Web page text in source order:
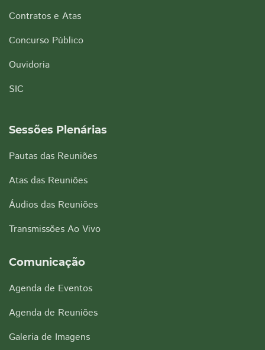
Contratos e Atas
Concurso Público
Ouvidoria
SIC
Sessões Plenárias
Pautas das Reuniões
Atas das Reuniões
Áudios das Reuniões
Transmissões Ao Vivo
Comunicação
Agenda de Eventos
Agenda de Reuniões
Galeria de Imagens